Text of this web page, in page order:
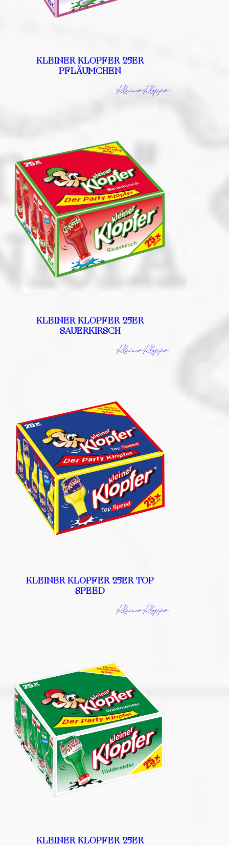
KLEINER KLOPFER 25ER
PFLÄUMCHEN
Kleiner Klopfer
KLEINER KLOPFER 25ER
SAUERKIRSCH
Kleiner Klopfer
KLEINER KLOPFER 25ER TOP
SPEED
Kleiner Klopfer
KLEINER KLOPFER 25ER